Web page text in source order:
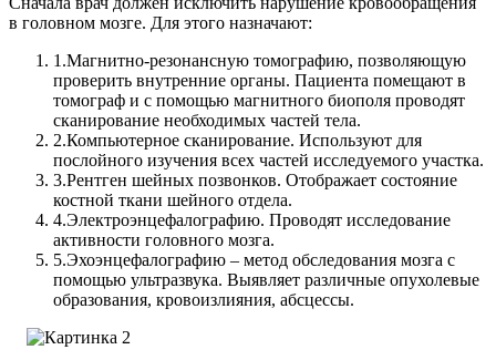
в головном мозге. Для этого назначают:
1.Магнитно-резонансную томографию, позволяющую
проверить внутренние органы. Пациента помещают в
томограф и с помощью магнитного биополя проводят
сканирование необходимых частей тела.
2.Компьютерное сканирование. Используют для
послойного изучения всех частей исследуемого участка.
3.Рентген шейных позвонков. Отображает состояние
костной ткани шейного отдела.
4.Электроэнцефалографию. Проводят исследование
активности головного мозга.
5.Эхоэнцефалографию – метод обследования мозга с
помощью ультразвука. Выявляет различные опухолевые
образования, кровоизлияния, абсцессы.